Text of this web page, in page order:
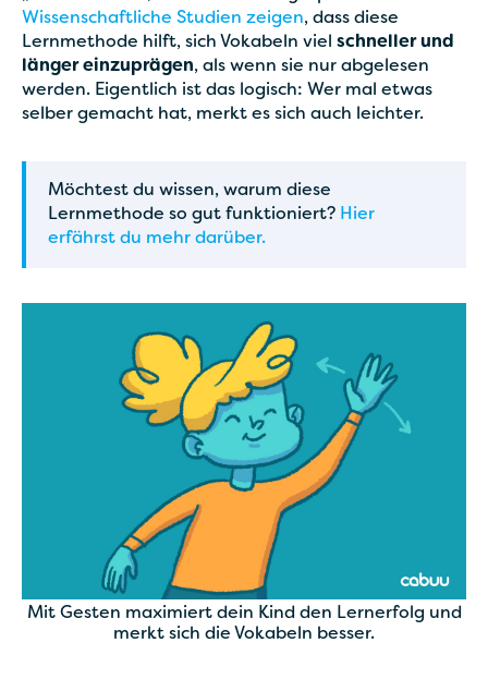
Wissenschaftliche Studien zeigen, dass diese
Lernmethode hilft, sich Vokabeln viel schneller und
länger einzuprägen, als wenn sie nur abgelesen
werden. Eigentlich ist das logisch: Wer mal etwas
selber gemacht hat, merkt es sich auch leichter.
Möchtest du wissen, warum diese
Lernmethode so gut funktioniert? Hier
erfährst du mehr darüber.
Mit Gesten maximiert dein Kind den Lernerfolg und
merkt sich die Vokabeln besser.